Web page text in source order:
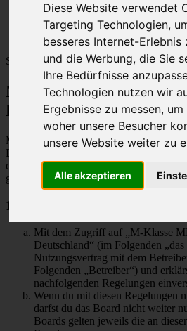
Diese Website verwendet
Targeting Technologien,
besseres Internet-Erlebnis
und die Werbung, die Sie
Ihre Bedürfnisse
Technologien nutzen wir
Ergebnisse zu messen,
woher unsere Besucher
unsere Website weiter zu
Alle akzeptieren
FAQ
MLCD-Seiten MLCD-Foren-
Sprache:
M-Klasse MLCD-Foren
Deutschland -
Mit dem Zugriff auf „M-Klasse MLCD-
Deutschland“ („https://www.mlcd.de/
dir und dem Betreiber ein Vertrag mit
geschlossen:
1. Nutzungsvertrag
Mit dem Zugriff auf „M-Klasse
Deutschland“ (im Folgenden
Nutzungsvertrag mit dem
Folgenden „Betreiber“) und
nachfolgenden Regelungen
Wenn du mit diesen Regelungen
darfst du das Board nicht weiter
Boards gelten jeweils die an